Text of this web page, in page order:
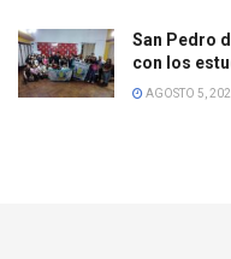
San Pedro
con los
AGOSTO 5,